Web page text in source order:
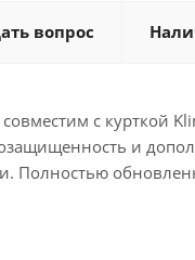
вопрос
с курткой
и